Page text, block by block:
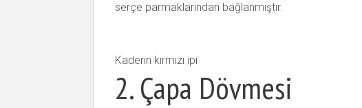
serçe parmaklarından bağlanmıştır.
Kaderin kırmızı ipi
2. Çapa Dövmesi